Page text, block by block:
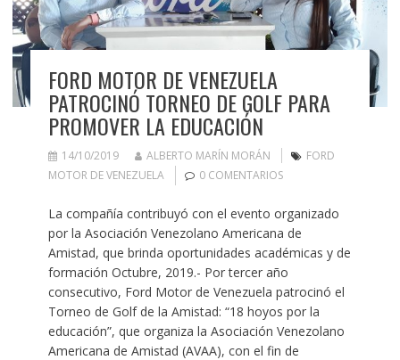
FORD MOTOR DE VENEZUELA
PATROCINÓ TORNEO DE GOLF PARA
PROMOVER LA EDUCACIÓN
14/10/2019 ALBERTO MARÍN MORÁN
FORD
MOTOR DE VENEZUELA
0 COMENTARIOS
La compañía contribuyó con el evento organizado
por la Asociación Venezolano Americana de
Amistad, que brinda oportunidades académicas y de
formación Octubre, 2019.- Por tercer año
consecutivo, Ford Motor de Venezuela patrocinó el
Torneo de Golf de la Amistad: “18 hoyos por la
educación”, que organiza la Asociación Venezolano
Americana de Amistad (AVAA), con el fin de